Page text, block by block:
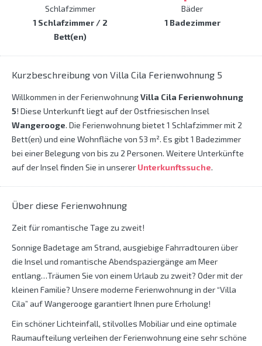
Schlafzimmer
1 Schlafzimmer / 2
Bett(en)
Bäder
1 Badezimmer
Kurzbeschreibung von Villa Cila Ferienwohnung 5
Willkommen in der FerienwohnungVilla Cila Ferienwohnung
5! Diese Unterkunft liegt auf der Ostfriesischen Insel
Wangerooge. Die Ferienwohnung bietet 1 Schlafzimmer mit 2
Bett(en) und eine Wohnfläche von 53 m². Es gibt 1 Badezimmer
bei einer Belegung von bis zu 2 Personen. Weitere Unterkünfte
auf der Insel finden Sie in unserer Unterkunftssuche.
Über diese Ferienwohnung
Zeit für romantische Tage zu zweit!
Sonnige Badetage am Strand, ausgiebige Fahrradtouren über
die Insel und romantische Abendspaziergänge am Meer
entlang…Träumen Sie von einem Urlaub zu zweit? Oder mit der
kleinen Familie? Unsere moderne Ferienwohnung in der “Villa
Cila” auf Wangerooge garantiert Ihnen pure Erholung!
Ein schöner Lichteinfall, stilvolles Mobiliar und eine optimale
Raumaufteilung verleihen der Ferienwohnung eine sehr schöne